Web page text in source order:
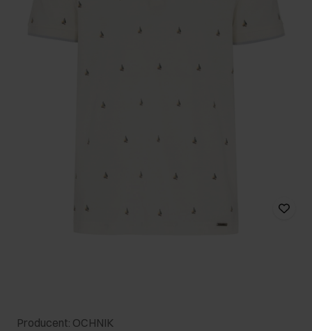
Producent: OCHNIK